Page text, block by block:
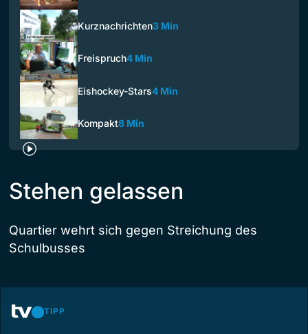
Kurznachrichten3 Min
Freispruch4 Min
Eishockey-Stars4 Min
Kompakt8 Min
Stehen gelassen
Quartier wehrt sich gegen Streichung des
Schulbusses
TIPP